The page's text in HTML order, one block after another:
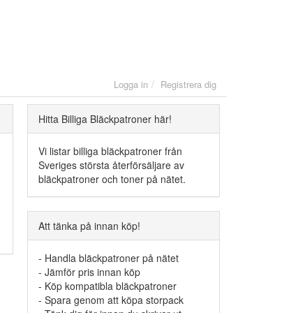
Logga in Registrera dig
Hitta Billiga Bläckpatroner här!
Vi listar billiga bläckpatroner från
Sveriges största återförsäljare av
bläckpatroner och toner på nätet.
Att tänka på innan köp!
- Handla bläckpatroner på nätet
- Jämför pris innan köp
- Köp kompatibla bläckpatroner
- Spara genom att köpa storpack